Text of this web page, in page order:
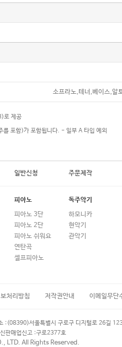
소프라노,테너,베이스,알
로 제공
포함)가 포함됩니다. - 일부 A 타입 예외
일반신청 주문제작
피아노
피아노 3단
피아노 2단
피아노 쉬워요
연탄곡
셀프피아노
독주악기
하모니카
현악기
관악기
처리방침 저작권안내 이메일무단
: (08390)서울특별시 구로구 디지털로 26길
판매업신고 :구로2377호
LTD. All Rights Reserved.